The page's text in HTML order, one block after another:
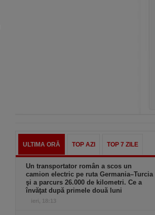
ULTIMA ORĂ TOP AZI TOP 7 ZILE
Un transportator român a scos un
camion electric pe ruta Germania–Turcia
şi a parcurs 26.000 de kilometri. Ce a
învăţat după primele două luni
ieri, 18:13